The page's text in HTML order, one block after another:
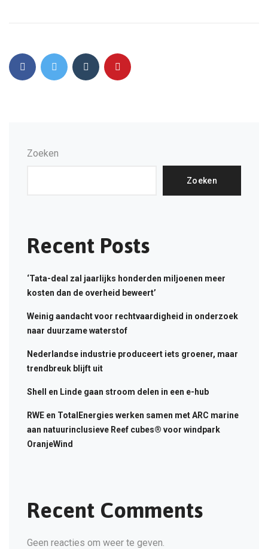
Zoeken
Zoeken
Recent Posts
‘Tata-deal zal jaarlijks honderden miljoenen meer
kosten dan de overheid beweert’
Weinig aandacht voor rechtvaardigheid in onderzoek
naar duurzame waterstof
Nederlandse industrie produceert iets groener, maar
trendbreuk blijft uit
Shell en Linde gaan stroom delen in een e-hub
RWE en TotalEnergies werken samen met ARC marine
aan natuurinclusieve Reef cubes® voor windpark
OranjeWind
Recent Comments
Geen reacties om weer te geven.